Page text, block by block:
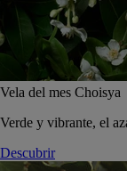
Vela del mes Choisya
Verde y vibrante, el
Descubrir